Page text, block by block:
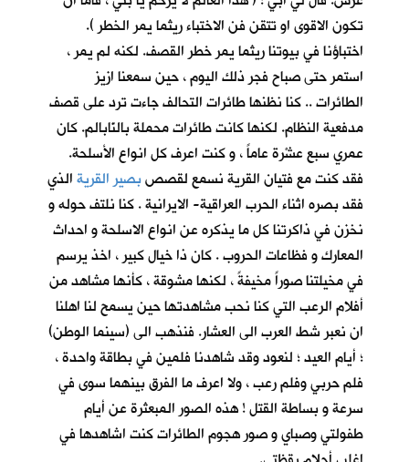
تكون الاقوى او تتقن فن الاختباء ريثما يمر الخطر ).
اختباؤنا في بيوتنا ريثما يمر خطر القصف. لكنه لم يمر ،
استمر حتى صباح فجر ذلك اليوم ، حين سمعنا ازيز
الطائرات .. كنا نظنها طائرات التحالف جاءت ترد على قصف
مدفعية النظام. لكنها كانت طائرات محملة بالنّابالم. كان
عمري سبع عشْرة عاماً ، و كنت اعرف كل انواع الأسلحة.
فقد كنت مع فتيان القرية نسمع لقصصبصير القريةالذي
فقد بصره اثناء الحرب العراقية- الايرانية . كنا نلتف حوله و
نخزن في ذاكرتنا كل ما يذكره عن انواع الاسلحة و احداث
المعارك و فظاعات الحروب . كان ذا خيال كبير ، اخذ يرسم
في مخيلتنا صوراً مخيفةً ، لكنها مشوقة ، كأنها مشاهد من
أفلام الرعب التي كنا نحب مشاهدتها حين يسمح لنا اهلنا
ان نعبر شط العرب الى العشار. فنذهب الى (سينما الوطن)
؛ أيام العيد ؛ لنعود وقد شاهدنا فلمين في بطاقة واحدة ،
فلم حربي وفلم رعب ، ولا اعرف ما الفرق بينهما سوى في
سرعة و بساطة القتل ! هذه الصور المبعثرة عن أيام
طفولتي وصباي و صور هجوم الطائرات كنت اشاهدها في